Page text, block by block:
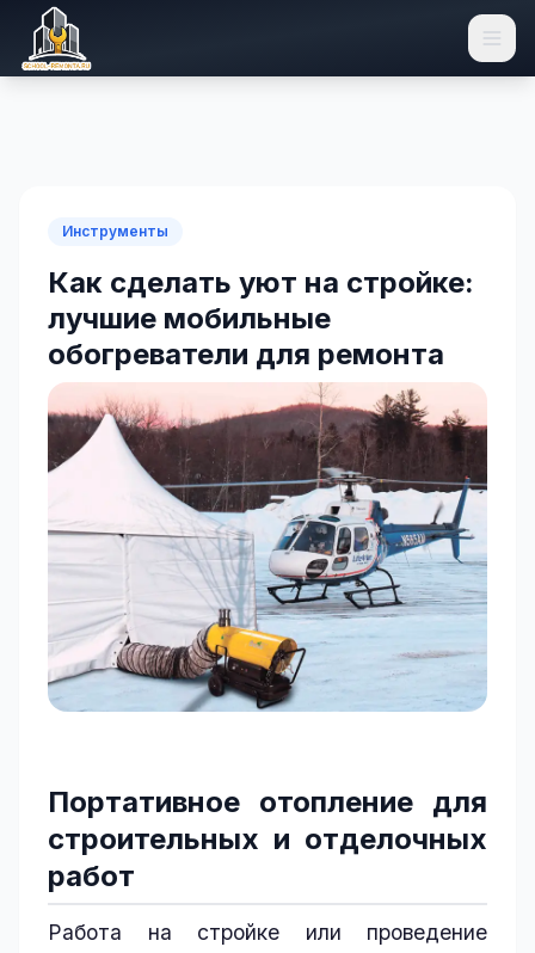
Инструменты
Как сделать уют на стройке:
лучшие мобильные
обогреватели для ремонта
Портативное отопление для
строительных и отделочных
работ
Работа на стройке или проведение